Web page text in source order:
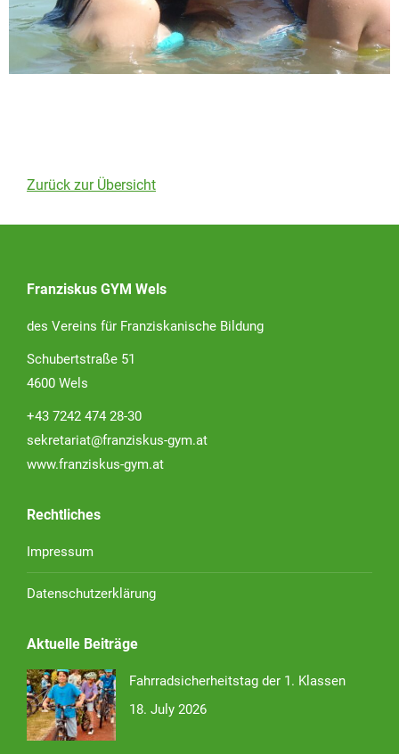
Zurück zur Übersicht
Franziskus GYM Wels
des Vereins für Franziskanische Bildung
Schubertstraße 51
4600 Wels
+43 7242 474 28-30
sekretariat@franziskus-gym.at
www.franziskus-gym.at
Rechtliches
Impressum
Datenschutzerklärung
Aktuelle Beiträge
Fahrradsicherheitstag der 1. Klassen
18. July 2026